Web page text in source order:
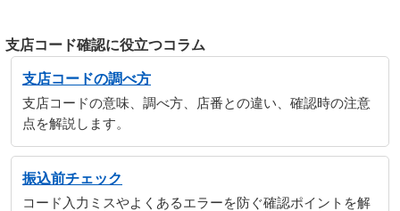
支店コード確認に役立つコラム
支店コードの調べ方
支店コードの意味、調べ方、店番との違い、確認時の注意
点を解説します。
振込前チェック
コード入力ミスやよくあるエラーを防ぐ確認ポイントを解